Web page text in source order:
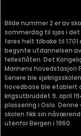
Bilde nummer 2 er av
sommerdag til sjøs i det
føres helt tilbake til
begynte utdannelsen
fellesflåten. Det
Marinens hovedstasjon
Senere ble
hovedbase ble etablert
krigsutbruddet 9. april
plassering i Oslo.
skolen fikk sin
utenfor Bergen i 1960.